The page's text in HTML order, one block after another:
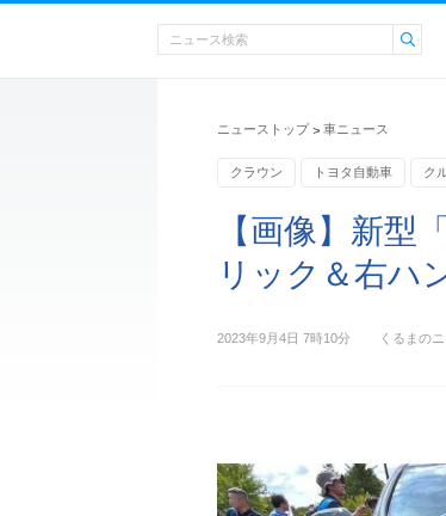
ニューストップ > 車ニュース
クラウン トヨタ自動車 ク
【画像】新型
リック＆右ハ
2023年9月4日 7時10分 くるまの